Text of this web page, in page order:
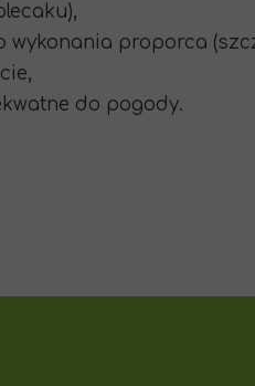
wykonania proporca
do pogody.